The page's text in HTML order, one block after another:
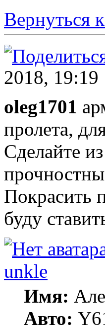
Вернуться
2018, 19:19
oleg1701
пролета,
Сделайте
Покрасить
буду
unkle
Имя:
Авто: